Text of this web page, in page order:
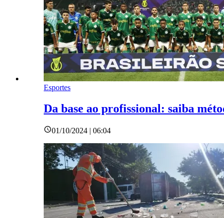
Esportes
Da base ao profissional: saiba
01/10/2024 | 06:04